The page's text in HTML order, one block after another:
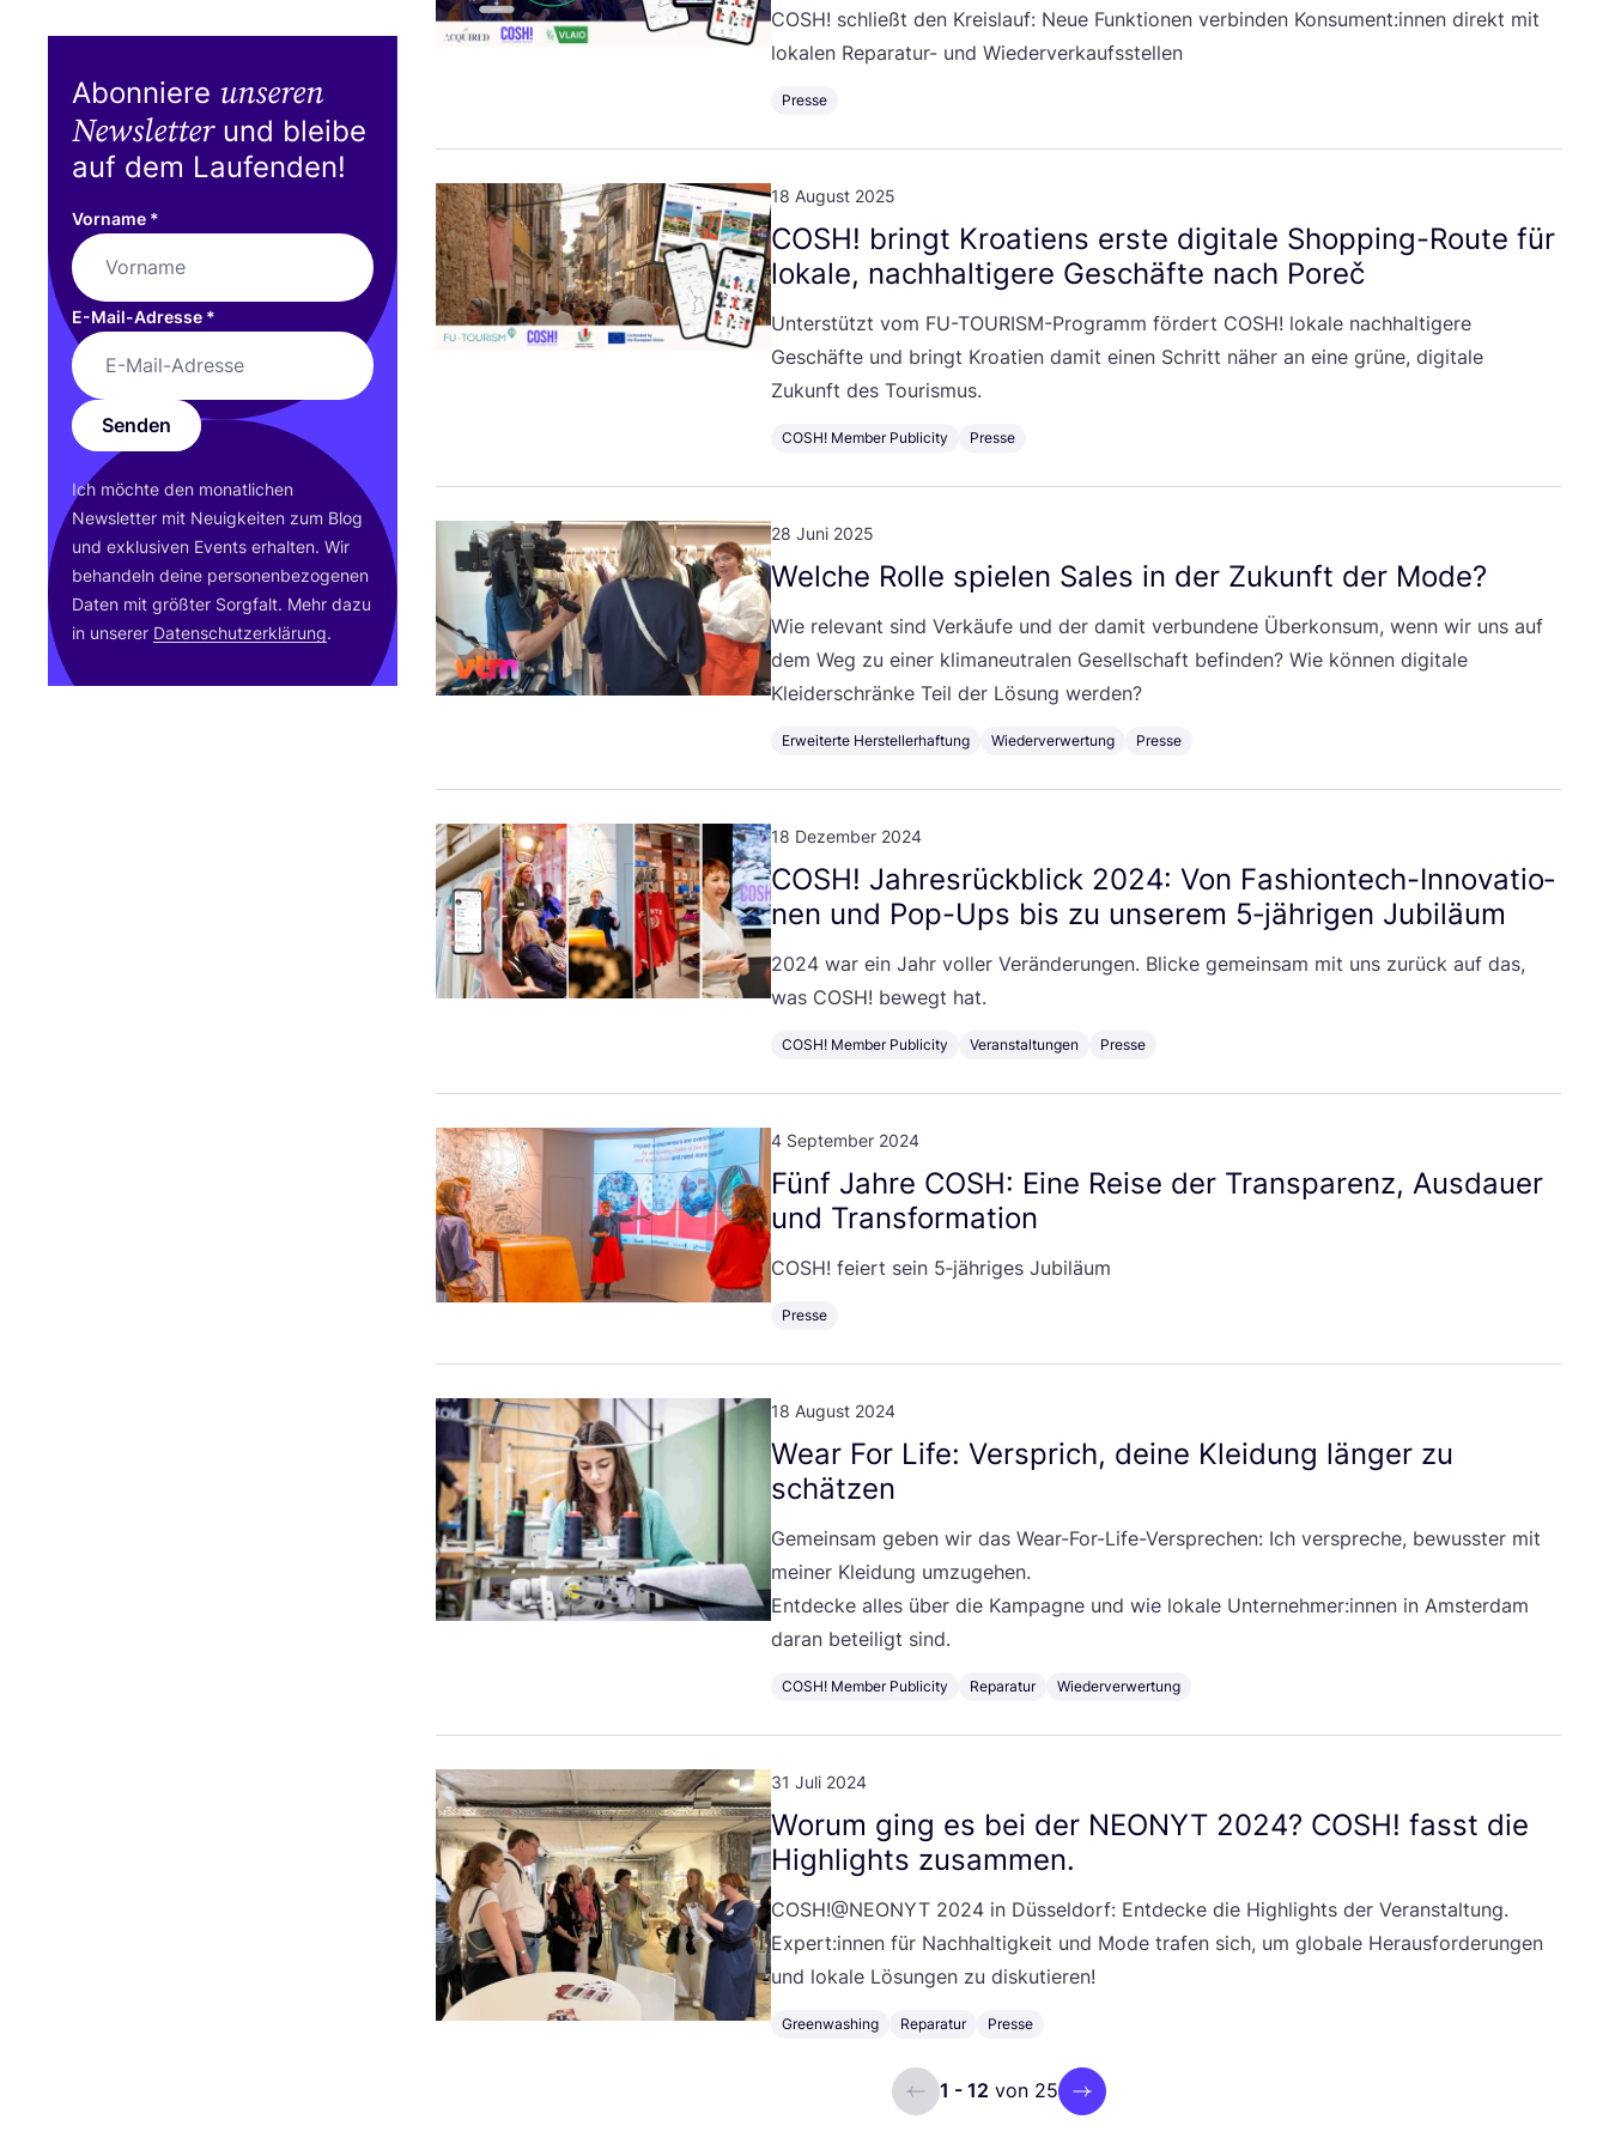
Abonniere unseren
Newsletterund bleibe
auf dem Laufenden!
Vorname *
E-Mail-Adresse *
Senden
Ich möch­te den monat­li­chen
News­let­ter mit Neu­ig­kei­ten zum Blog
und exklu­si­ven Events erhal­ten. Wir
behan­deln dei­ne per­so­nen­be­zo­ge­nen
Daten mit größ­ter Sorg­falt. Mehr dazu
in unse­rer Daten­schutz­er­klä­rung.
COSH! schließt den Kreis­lauf: Neue Funk­tio­nen ver­bin­den Konsument:innen direkt mit
loka­len Repa­ra­tur- und Wiederverkaufsstellen
Presse
18 August 2025
COSH! bringt Kroa­ti­ens ers­te digi­ta­le Shop­ping-Rou­te für
loka­le, nach­hal­ti­ge­re Geschäf­te nach Poreč
Unter­stützt vom FU-TOU­RISM-Pro­gramm för­dert COSH! loka­le nach­hal­ti­ge­re
Geschäf­te und bringt Kroa­ti­en damit einen Schritt näher an eine grü­ne, digi­ta­le
Zukunft des Tourismus.
COSH! Member Publicity Presse
28 Juni 2025
Wel­che Rol­le spie­len Sales in der Zukunft der Mode?
Wie rele­vant sind Ver­käu­fe und der damit ver­bun­de­ne Über­kon­sum, wenn wir uns auf
dem Weg zu einer kli­ma­neu­tra­len Gesell­schaft befin­den? Wie kön­nen digi­ta­le
Klei­der­schrän­ke Teil der Lösung werden?
Erweiterte Herstellerhaftung Wiederverwertung Presse
18 Dezember 2024
COSH! Jah­res­rück­blick 2024: Von Fashiontech-Inno­va­tio­
nen und Pop-Ups bis zu unse­rem 5‑jährigen Jubiläum
2024 war ein Jahr vol­ler Ver­än­de­run­gen. Bli­cke gemein­sam mit uns zurück auf das,
was COSH! bewegt hat.
COSH! Member Publicity Veranstaltungen Presse
4 September 2024
Fünf Jah­re COSH: Eine Rei­se der Trans­pa­renz, Aus­dau­er
und Transformation
COSH! fei­ert sein 5‑jähriges Jubiläum
Presse
18 August 2024
Wear For Life: Ver­sprich, dei­ne Klei­dung län­ger zu
schätzen
Gemein­sam geben wir das Wear-For-Life-Ver­spre­chen: Ich ver­spre­che, bewuss­ter mit
mei­ner Klei­dung umzu­ge­hen.
Ent­de­cke alles über die Kam­pa­gne und wie loka­le Unternehmer:innen in Ams­ter­dam
dar­an betei­ligt sind.
COSH! Member Publicity Reparatur Wiederverwertung
31 Juli 2024
Wor­um ging es bei der NEONYT 2024? COSH! fasst die
High­lights zusammen.
COSH!@NEONYT 2024 in Düs­sel­dorf: Ent­de­cke die High­lights der Ver­an­stal­tung.
Expert:innen für Nach­hal­tig­keit und Mode tra­fen sich, um glo­ba­le Her­aus­for­de­run­gen
und loka­le Lösun­gen zu diskutieren!
Greenwashing Reparatur Presse
ui.previous
1 - 12 von 25
ui.next